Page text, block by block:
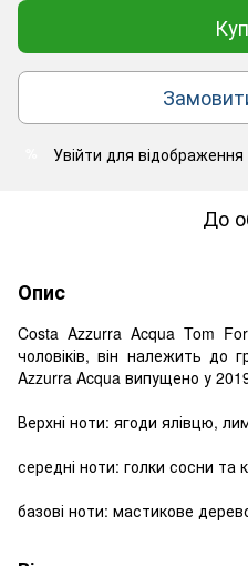
Увійти для
До
Опис
Costa Azzurra Acqua Tom
чоловіків, він належить до
Azzurra Acqua випущено у
Верхні ноти: ягоди ялівцю,
середні ноти: голки сосни та
базові ноти: мастикове